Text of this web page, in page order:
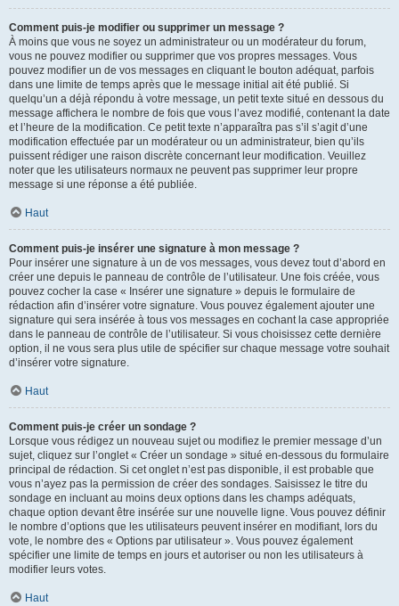
Comment puis-je modifier ou supprimer un message ?
À moins que vous ne soyez un administrateur ou un modérateur du forum,
vous ne pouvez modifier ou supprimer que vos propres messages. Vous
pouvez modifier un de vos messages en cliquant le bouton adéquat, parfois
dans une limite de temps après que le message initial ait été publié. Si
quelqu’un a déjà répondu à votre message, un petit texte situé en dessous du
message affichera le nombre de fois que vous l’avez modifié, contenant la date
et l’heure de la modification. Ce petit texte n’apparaîtra pas s’il s’agit d’une
modification effectuée par un modérateur ou un administrateur, bien qu’ils
puissent rédiger une raison discrète concernant leur modification. Veuillez
noter que les utilisateurs normaux ne peuvent pas supprimer leur propre
message si une réponse a été publiée.
Haut
Comment puis-je insérer une signature à mon message ?
Pour insérer une signature à un de vos messages, vous devez tout d’abord en
créer une depuis le panneau de contrôle de l’utilisateur. Une fois créée, vous
pouvez cocher la case « Insérer une signature » depuis le formulaire de
rédaction afin d’insérer votre signature. Vous pouvez également ajouter une
signature qui sera insérée à tous vos messages en cochant la case appropriée
dans le panneau de contrôle de l’utilisateur. Si vous choisissez cette dernière
option, il ne vous sera plus utile de spécifier sur chaque message votre souhait
d’insérer votre signature.
Haut
Comment puis-je créer un sondage ?
Lorsque vous rédigez un nouveau sujet ou modifiez le premier message d’un
sujet, cliquez sur l’onglet « Créer un sondage » situé en-dessous du formulaire
principal de rédaction. Si cet onglet n’est pas disponible, il est probable que
vous n’ayez pas la permission de créer des sondages. Saisissez le titre du
sondage en incluant au moins deux options dans les champs adéquats,
chaque option devant être insérée sur une nouvelle ligne. Vous pouvez définir
le nombre d’options que les utilisateurs peuvent insérer en modifiant, lors du
vote, le nombre des « Options par utilisateur ». Vous pouvez également
spécifier une limite de temps en jours et autoriser ou non les utilisateurs à
modifier leurs votes.
Haut